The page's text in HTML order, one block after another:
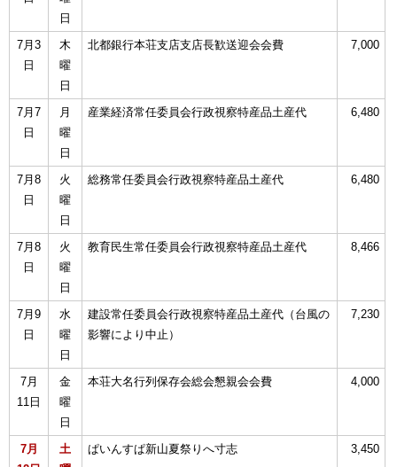
日
7月3
日
木
曜
日
北都銀行本荘支店支店長歓送迎会会費 7,000
7月7
日
月
曜
日
産業経済常任委員会行政視察特産品土産代 6,480
7月8
日
火
曜
日
総務常任委員会行政視察特産品土産代 6,480
7月8
日
火
曜
日
教育民生常任委員会行政視察特産品土産代 8,466
7月9
日
水
曜
日
建設常任委員会行政視察特産品土産代（台風の
影響により中止）
7,230
7月
11日
金
曜
日
本荘大名行列保存会総会懇親会会費 4,000
7月
土
ぱいんすぱ新山夏祭りへ寸志 3,450